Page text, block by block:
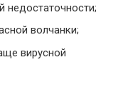
волчанки;
вирусной